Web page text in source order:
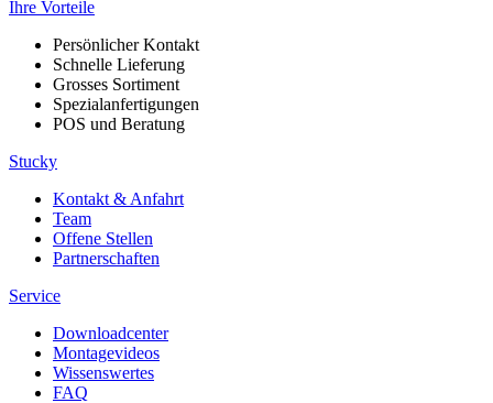
Ihre Vorteile
Persönlicher Kontakt
Schnelle Lieferung
Grosses Sortiment
Spezialanfertigungen
POS und Beratung
Stucky
Kontakt & Anfahrt
Team
Offene Stellen
Partnerschaften
Service
Downloadcenter
Montagevideos
Wissenswertes
FAQ